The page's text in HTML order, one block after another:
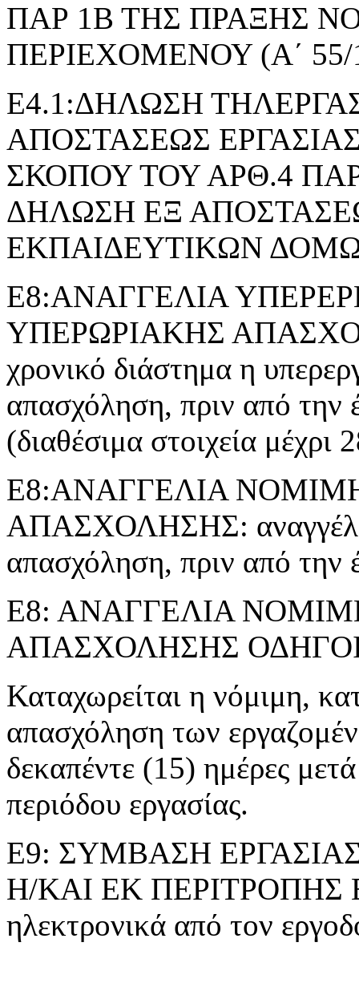
ΠΑΡ 1Β ΤΗΣ ΠΡΑΞΗΣ
ΠΕΡΙΕΧΟΜΕΝΟΥ (Α΄ 55/
Ε4.1:ΔΗΛΩΣΗ
ΑΠΟΣΤΑΣΕΩΣ
ΣΚΟΠΟΥ ΤΟΥ ΑΡΘ.4
ΔΗΛΩΣΗ ΕΞ
ΕΚΠΑΙΔΕΥΤΙΚΩΝ
Ε8:ΑΝΑΓΓΕΛΙΑ
ΥΠΕΡΩΡΙΑΚΗΣ
χρονικό διάστημα η
απασχόληση, πριν από την
(διαθέσιμα στοιχεία μέχρι
Ε8:ΑΝΑΓΓΕΛΙΑ
ΑΠΑΣΧΟΛΗΣΗΣ:
απασχόληση, πριν από την
Ε8: ΑΝΑΓΓΕΛΙΑ
ΑΠΑΣΧΟΛΗΣΗΣ
Καταχωρείται η νόμιμη,
απασχόληση των
δεκαπέντε (15) ημέρες
περιόδου εργασίας.
Ε9: ΣΥΜΒΑΣΗ
Η/ΚΑΙ ΕΚ ΠΕΡΙΤΡΟΠΗΣ
ηλεκτρονικά από τον